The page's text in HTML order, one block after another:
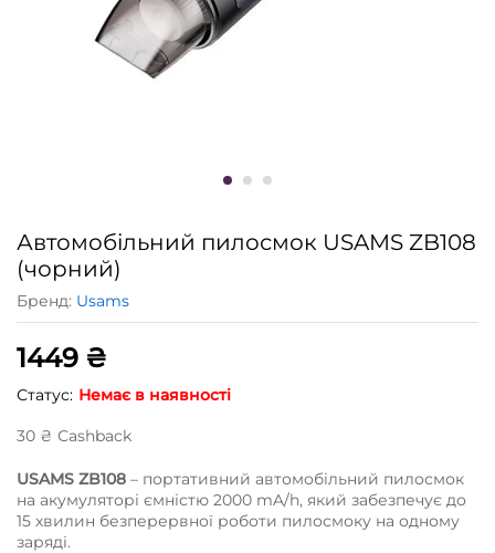
Автомобільний пилосмок USAMS ZB108
(чорний)
Бренд: Usams
1449 ₴
Статус: Немає в наявності
30 ₴ Сashback
USAMS ZB108 – портативний автомобільний пилосмок
на акумуляторі ємністю 2000 mA/h, який забезпечує до
15 хвилин безперервної роботи пилосмоку на одному
заряді.